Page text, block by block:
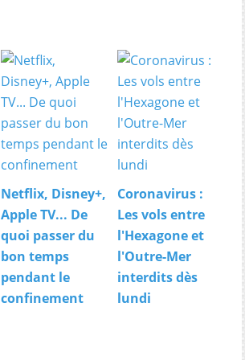
Netflix, Disney+,
Apple TV... De
quoi passer du
bon temps
pendant le
confinement
Coronavirus :
Les vols entre
l'Hexagone et
l'Outre-Mer
interdits dès
lundi